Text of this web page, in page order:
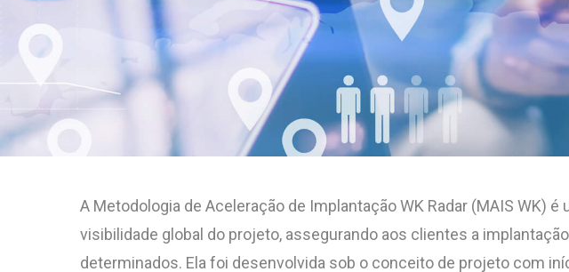
A Metodologia de Aceleração de Implantação WK Radar (MAIS
visibilidade global do projeto, assegurando aos clientes a
determinados. Ela foi desenvolvida sob o conceito de projeto com